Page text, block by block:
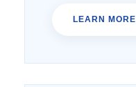
LEARN MORE